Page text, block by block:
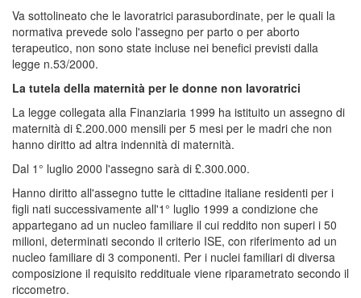
Va sottolineato che le lavoratrici parasubordinate, per le quali la
normativa prevede solo l'assegno per parto o per aborto
terapeutico, non sono state incluse nei benefici previsti dalla
legge n.53/2000.
La tutela della maternità per le donne non lavoratrici
La legge collegata alla Finanziaria 1999 ha istituito un assegno di
maternità di £.200.000 mensili per 5 mesi per le madri che non
hanno diritto ad altra indennità di maternità.
Dal 1° luglio 2000 l'assegno sarà di £.300.000.
Hanno diritto all'assegno tutte le cittadine italiane residenti per i
figli nati successivamente all'1° luglio 1999 a condizione che
appartegano ad un nucleo familiare il cui reddito non superi i 50
milioni, determinati secondo il criterio ISE, con riferimento ad un
nucleo familiare di 3 componenti. Per i nuclei familiari di diversa
composizione il requisito reddituale viene riparametrato secondo il
riccometro.